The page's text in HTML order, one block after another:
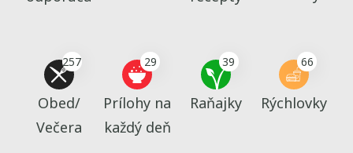
257
Obed/
Večera
29
Prílohy na
každý deň
39
Raňajky
66
Rýchlovky